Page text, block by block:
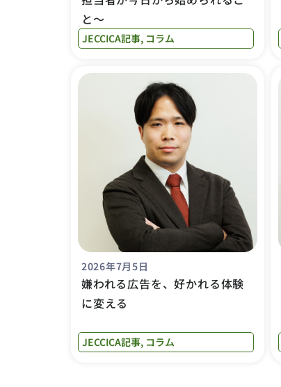
と〜
JECCICA記事, コラム
2026年7月5日
嫌われる広告を、好かれる体験
に変える
JECCICA記事, コラム